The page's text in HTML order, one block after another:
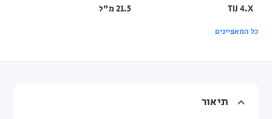
TIJ 4.X 21.5 מ"ל
כל המאפיינים
תיאור